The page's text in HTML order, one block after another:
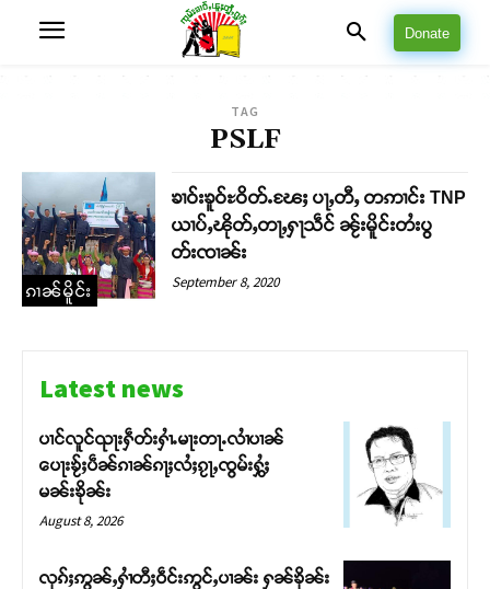
Donate
TAG
PSLF
ၵၢၼ်မိူင်း
ၶၢဝ်းၶူဝ်ႊဝိတ်ႉၽႄႈ ပႃႇတီႇ တဢၢင်း TNP
ယၢပ်ႇၽိုတ်ႇတႃႇႁႃသဵင် ၼႂ်းမိူင်းတႆးပွ
တ်းၸၢၼ်း
September 8, 2020
Latest news
ပၢင်လူင်ၺႃးႁဵတ်းႁၢႆႉမႃးတႃႉလၢႆပၢၼ် ​​
ပေႃးၶႂ်ႈပဵၼ်ၵၢၼ်ၵႃႈလႆႈၵႂႃႇၸွမ်းႁွႆႈ
မၼ်းၶိုၼ်း
August 8, 2026
လုၵ်ႈဢွၼ်ႇႁၢႆတီႈဝဵင်းဢွင်ႇပၢၼ်း ႁၼ်ၶိုၼ်း